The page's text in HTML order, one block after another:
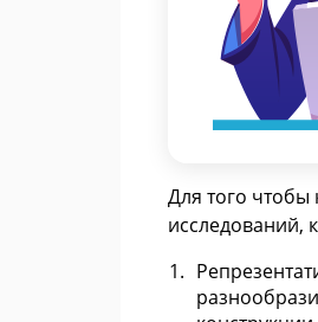
Для того чтобы
исследований,